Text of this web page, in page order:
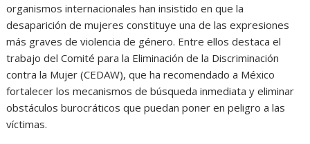
organismos internacionales han insistido en que la
desaparición de mujeres constituye una de las expresiones
más graves de violencia de género. Entre ellos destaca el
trabajo delComité para la Eliminación de la Discriminación
contra la Mujer (CEDAW), que ha recomendado a México
fortalecer los mecanismos de búsqueda inmediata y eliminar
obstáculos burocráticos que puedan poner en peligro a las
víctimas.